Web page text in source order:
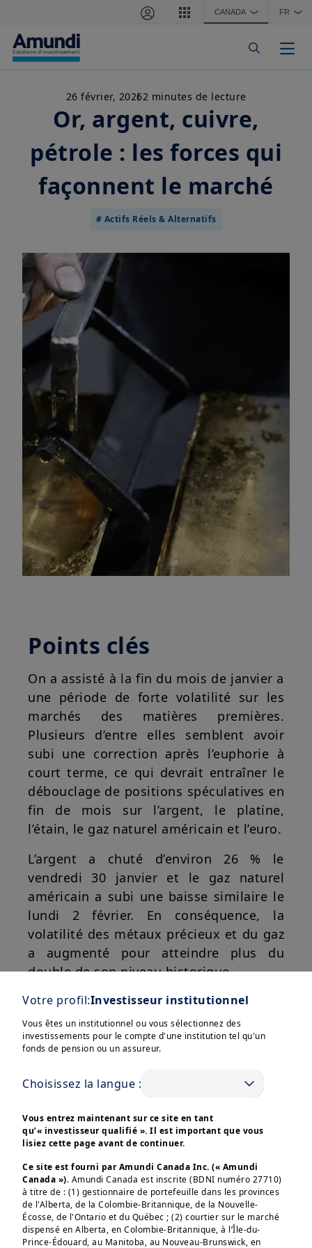
Aller au contenu principal CANADA ❯ FR ❯
26 février, 20262 minutes de lecture
Or, argent, cuivre,
pétrole : les forces qui
façonnent le marché
# Actifs Réels & Alternatifs
Points clés
On a assisté à la fin du mois de janvier a
une période de forte volatilité sur les
marchés des matières premières.
Plusieurs d’entre elles semblent avoir
subi une correction après l’euphorie à
court terme, ce qui devrait entraîner le
débouclage de positions spéculatives en
fin de mois sur l’argent, le platine,
l’étain, le gaz naturel américain et l’euro.
L’argent a chuté d’environ 26 % le
vendredi 30 janvier et le gaz naturel
américain a subi une baisse similaire le
lundi 2 février. En conséquence, la
volatilité des métaux précieux et du gaz
a augmenté pour atteindre plus du
double de son niveau historique.
L’or, l’argent, le cuivre et le pétrole
réagissent à un mélange de
changements structurels de la demande,
de risques géopolitiques et de
spéculation à court terme. Si les achats
des banques centrales et les flux de
capitaux vers les valeurs refuges
soutiennent l’or, le rebond de l’argent
s’explique en partie par un déficit de
l’offre et la demande industrielle à court
terme. Le cuivre est confronté à un
décalage structurel à long terme lié à
l'électrification et au déploiement de l'IA
Afficher plus
Votre profil:Investisseur institutionnel
Vous êtes un institutionnel ou vous sélectionnez des
investissements pour le compte d'une institution tel qu'un
fonds de pension ou un assureur.
Choisissez la langue :
Vous entrez maintenant sur ce site en tant
qu’« investisseur qualifié ». Il est important que vous
lisiez cette page avant de continuer.
Ce site est fourni par Amundi Canada Inc. (« Amundi
Canada »). Amundi Canada est inscrite (BDNI numéro 27710)
à titre de : (1) gestionnaire de portefeuille dans les provinces
de l'Alberta, de la Colombie-Britannique, de la Nouvelle-
Écosse, de l'Ontario et du Québec ; (2) courtier sur le marché
dispensé en Alberta, en Colombie-Britannique, à l’Île-du-
Prince-Édouard, au Manitoba, au Nouveau-Brunswick, en
investisseurs “Professionnels” au sens de la Directive
2004/39/CE du 21 avril 2004 « MIF »  et des articles 314-4
et suivants du Règlement Général de l’AMF. Elles ne
s’adressent pas au grand public ou aux particuliers non-
professionnels au sens de toute règlementation locale, ni
aux “US Persons”, telle que cette expression est définie
par la «Regulation S» de la Securities and Exchange